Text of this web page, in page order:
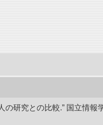
研究との比較.” 国立情